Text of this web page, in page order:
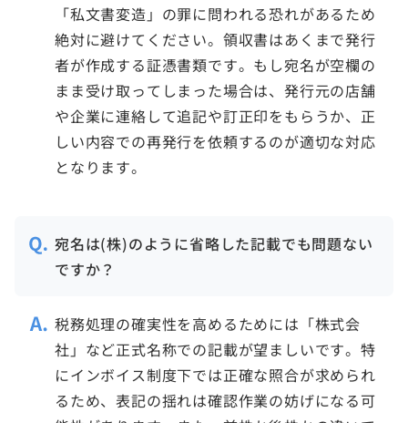
「私文書変造」の罪に問われる恐れがあるため
絶対に避けてください。領収書はあくまで発行
者が作成する証憑書類です。もし宛名が空欄の
まま受け取ってしまった場合は、発行元の店舗
や企業に連絡して追記や訂正印をもらうか、正
しい内容での再発行を依頼するのが適切な対応
となります。
宛名は(株)のように省略した記載でも問題ない
ですか？
税務処理の確実性を高めるためには「株式会
社」など正式名称での記載が望ましいです。特
にインボイス制度下では正確な照合が求められ
るため、表記の揺れは確認作業の妨げになる可